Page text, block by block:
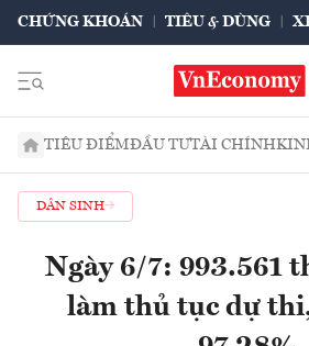
CHỨNG KHOÁN TIÊU & DÙNG
TIÊU ĐIỂMĐẦU TƯTÀI CHÍNH
DÂN SINH
Ngày 6/7: 993.561
làm thủ tục dự